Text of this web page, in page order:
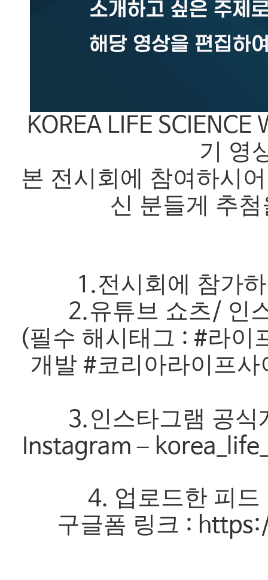
KOREA LIFE
기 영
본 전시회에 참여하시
신 분들게 추
1.전시회에 참가
2.유튜브 쇼츠/ 인
(필수 해시태그 : #라이
개발 #코리아라이프
3.인스타그램 공
Instagram–
4. 업로드한 피
구글폼 링크 :